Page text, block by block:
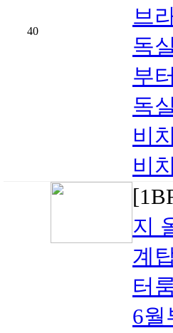
40
브
독
부
독
비
비
지
계
터
6월